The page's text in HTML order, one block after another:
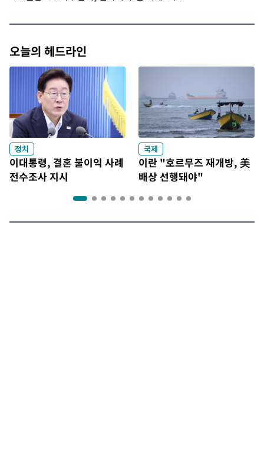
오늘의 헤드라인
정치
이대통령, 결혼 불이익 사례
전수조사 지시
국제
이란 "호르무즈 재개방, 美
배상 선행돼야"